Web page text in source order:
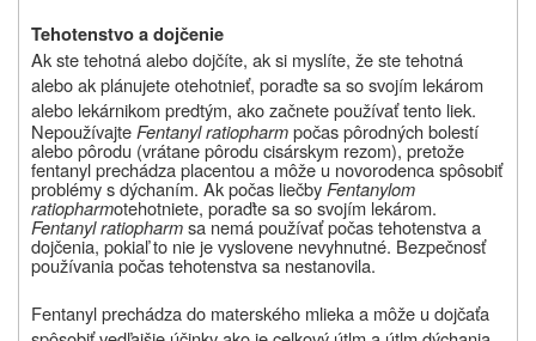
Tehotenstvo a dojčenie
Ak ste tehotná alebo dojčíte, ak si myslíte, že ste tehotná
alebo ak plánujete otehotnieť, poraďte sa so svojím lekárom
alebo lekárnikom predtým, ako začnete používať tento liek.
Nepoužívajte Fentanyl ratiopharmpočas pôrodných bolestí
alebo pôrodu (vrátane pôrodu cisárskym rezom), pretože
fentanyl prechádza placentou a môže u novorodenca spôsobiť
problémy s dýchaním. Ak počas liečby Fentanylom
ratiopharmotehotniete, poraďte sa so svojím lekárom.
Fentanyl ratiopharmsa nemá používať počas tehotenstva a
dojčenia, pokiaľ to nie je vyslovene nevyhnutné. Bezpečnosť
používania počas tehotenstva sa nestanovila.
Fentanyl prechádza do materského mlieka a môže u dojčaťa